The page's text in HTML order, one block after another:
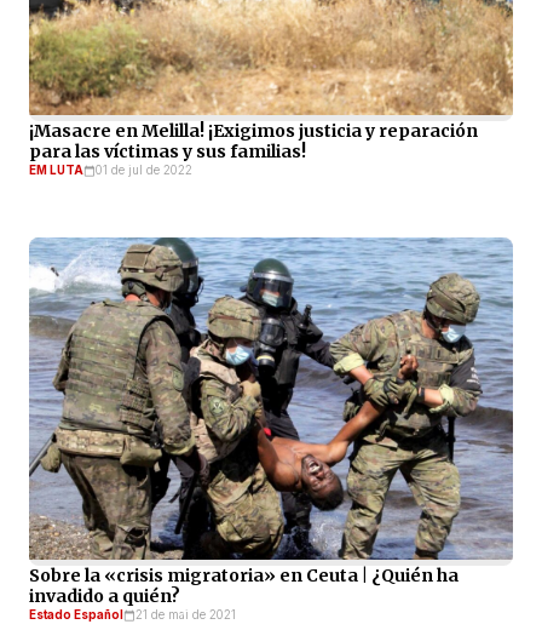
¡Masacre en Melilla! ¡Exigimos justicia y reparación
para las víctimas y sus familias!
EM LUTA 01 de jul de 2022
Sobre la «crisis migratoria» en Ceuta | ¿Quién ha
invadido a quién?
Estado Español 21 de mai de 2021